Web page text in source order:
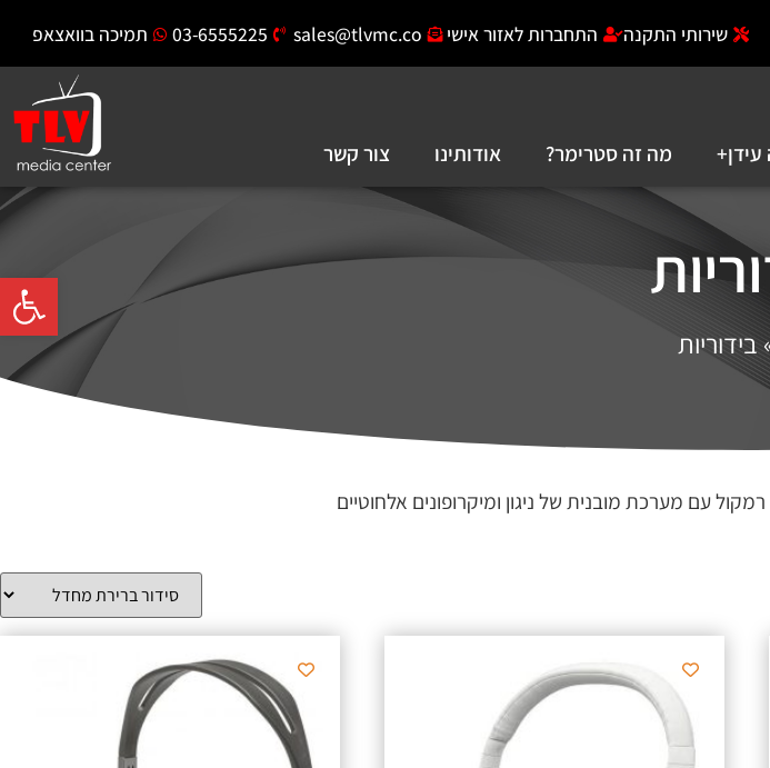
פתח
שירותי התקנה התחברות לאזור אישי sales@tlvmc.co
03-6555225 תמיכה בוואצאפ
עידן+ מה זה סטרימר? אודותינו צור קשר
בידוריות
עם מערכת מובנית של ניגון ומיקרופונים אלחוטיים